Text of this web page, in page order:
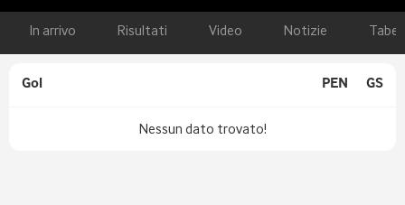
In arrivo Risultati Video Notizie
Gol PEN GS
Nessun dato trovato!